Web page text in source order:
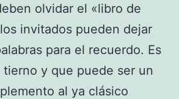
olvidar el «libro de
invitados pueden dejar
para el recuerdo. Es
y que puede ser un
al ya clásico